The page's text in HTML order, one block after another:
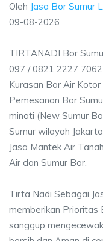
Oleh Jasa Bor Sumur
09-08-2026
TIRTANADI Bor
097 / 0821 2227
Kurasan Bor Air
Pemesanan Bor
minati (New Sumur
Sumur wilayah
Jasa Mantek Air
Air dan Sumur Bor.
Tirta Nadi Sebagai
memberikan Prioritas
sanggup